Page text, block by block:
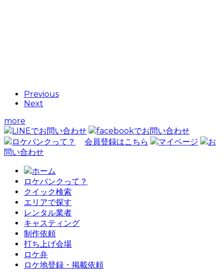
Previous
Next
more
LINEでお問い合わせ
facebookでお問い合わせ
ロケバンクって？
会員登録はこちら マイページ
お
問い合わせ
ホーム
ロケバンクって？
クイック検索
エリアで探す
レンタル業者
キャスティング
制作依頼
打ち上げ会場
ロケ弁
ロケ地登録・掲載依頼